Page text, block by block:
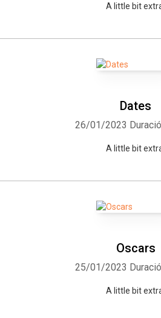
A little bit
Dates
26/01/2023
A little bit
Oscars
25/01/2023
A little bit